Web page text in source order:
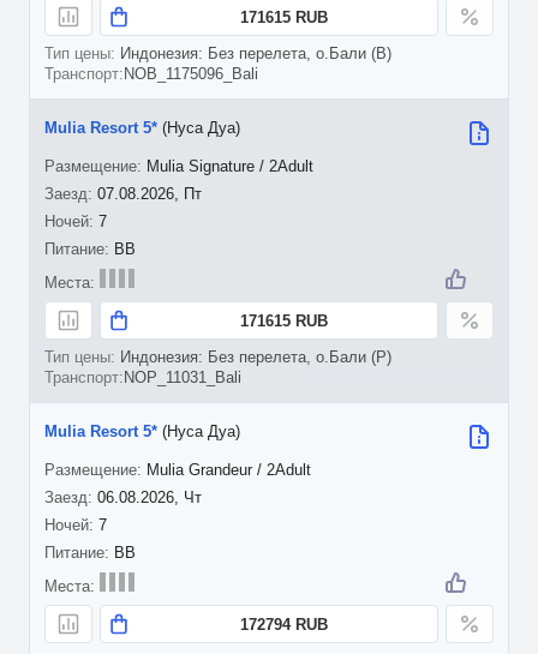
171615 RUB
Индонезия: Без перелета, о.Бали (B)
NOB_1175096_Bali
07.08.2026, Пт
7
Mulia Resort 5* (Нуса Дуа)
Mulia Signature / 2Adult
BB
171615 RUB
Индонезия: Без перелета, о.Бали (P)
NOP_11031_Bali
06.08.2026, Чт
7
Mulia Resort 5* (Нуса Дуа)
Mulia Grandeur / 2Adult
BB
172794 RUB